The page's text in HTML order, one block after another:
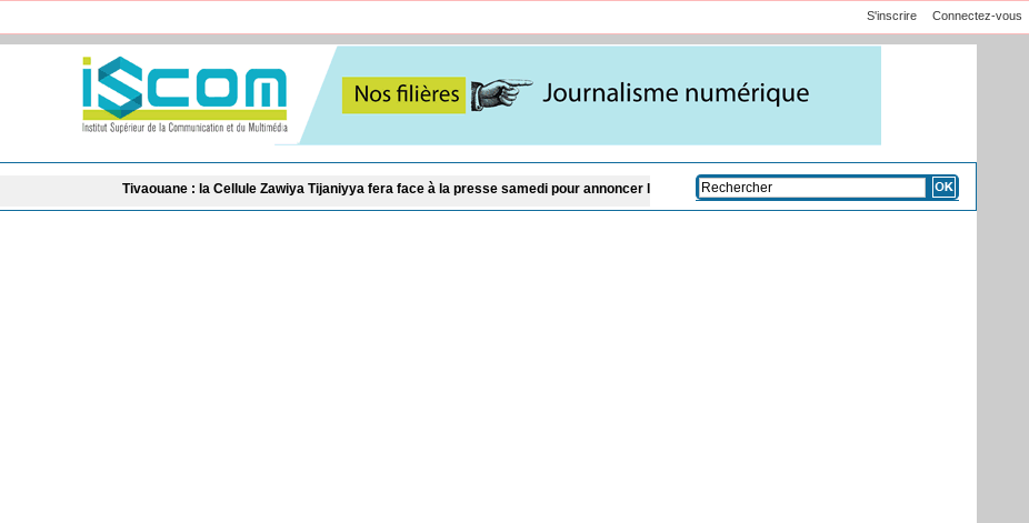
Connectez-vous
S'inscrire
​Tivaouane : la Cellule Zawiya Tijaniyya fera face à la presse samedi pour annoncer les activités du Gamou 2026 Sénégal: le nouveau festival de fautes